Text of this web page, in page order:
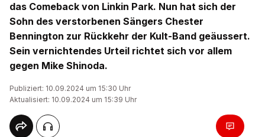
das Comeback von Linkin Park. Nun hat sich der
Sohn des verstorbenen Sängers Chester
Bennington zur Rückkehr der Kult-Band geäussert.
Sein vernichtendes Urteil richtet sich vor allem
gegen Mike Shinoda.
Publiziert: 10.09.2024 um 15:30 Uhr
Aktualisiert: 10.09.2024 um 15:39 Uhr